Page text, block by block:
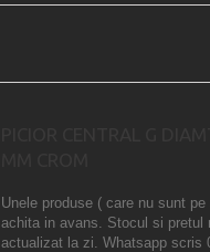
Unele produse ( care nu sunt
achita in avans. Stocul si pretul
actualizat la zi. Whatsapp scris